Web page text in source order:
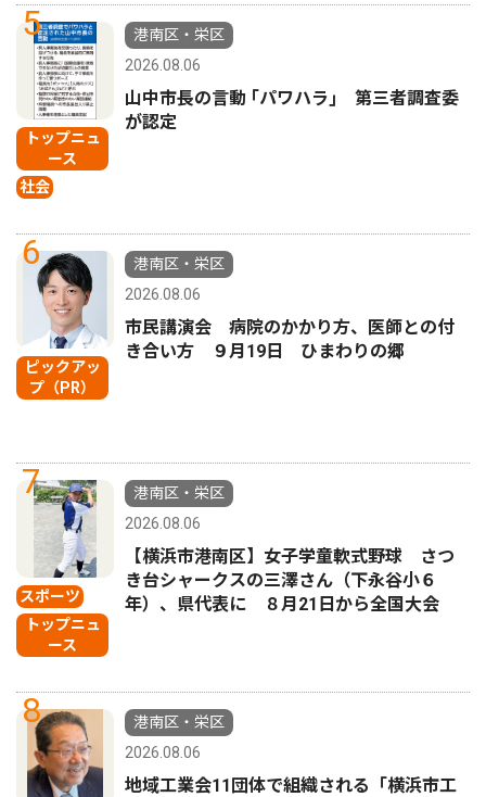
5
トップニュ
ース
社会
港南区・栄区
2026.08.06
山中市長の言動 ｢パワハラ｣ 第三者調査委
が認定
6
ピックアッ
プ（PR）
港南区・栄区
2026.08.06
市民講演会 病院のかかり方、医師との付
き合い方 ９月19日 ひまわりの郷
7
スポーツ
トップニュ
ース
港南区・栄区
2026.08.06
【横浜市港南区】女子学童軟式野球 さつ
き台シャークスの三澤さん（下永谷小６
年）、県代表に ８月21日から全国大会
8
港南区・栄区
2026.08.06
地域工業会11団体で組織される「横浜市工